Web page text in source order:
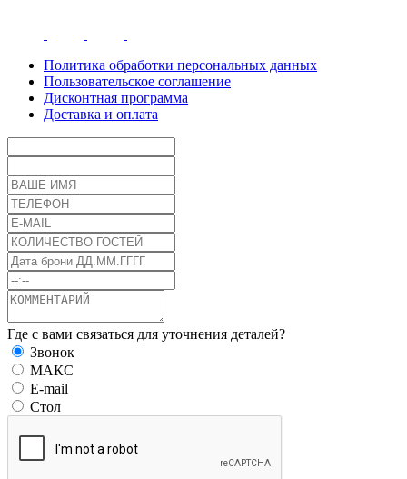
Политика обработки персональных данных
Пользовательское соглашение
Дисконтная программа
Доставка и оплата
Где с вами связаться для уточнения деталей?
Звонок
МАКС
E-mail
Стол